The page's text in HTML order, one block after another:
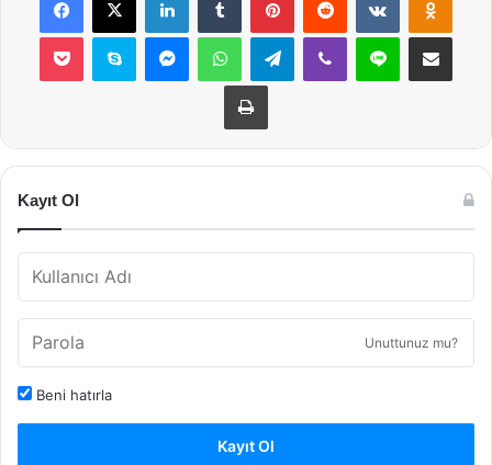
Pocket Skype MessengerWhatsAppTelegramViber Line E-Posta ile
Yazdır
Kayıt Ol
Unuttunuz mu?
Beni hatırla
Kayıt Ol